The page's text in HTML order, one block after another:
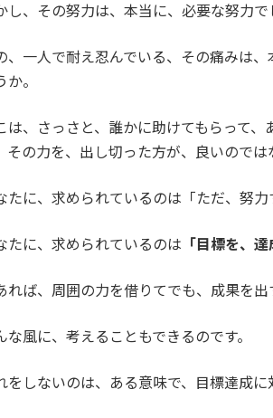
し、その努力は、本当に、必要な努力で
、一人で耐え忍んでいる、その痛みは
か。
は、さっさと、誰かに助けてもらって
その力を、出し切った方が、良いのでは
たに、求められているのは「ただ、努力
たに、求められているのは 「目標を、達
れば、周囲の力を借りてでも、成果を
な風に、考えることもできるのです。
をしないのは、ある意味で、目標達成